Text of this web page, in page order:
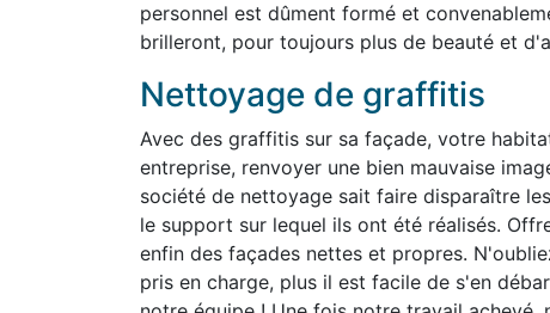
personnel est dûment formé et
brilleront, pour toujours plus de beauté et
Nettoyage de graffitis
Avec des graffitis sur sa façade, votre
entreprise, renvoyer une bien mauvaise
société de nettoyage sait faire disparaître
le support sur lequel ils ont été réalisés.
enfin des façades nettes et propres.
pris en charge, plus il est facile de s'en